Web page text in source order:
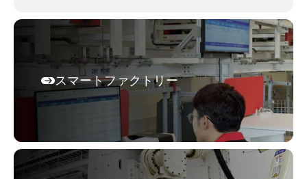
スマートファクトリー